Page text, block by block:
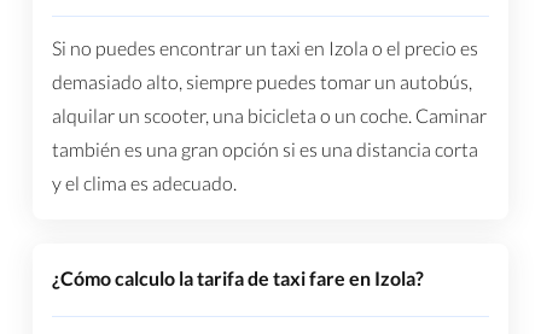
Si no puedes encontrar un taxi en Izola o el precio es
demasiado alto, siempre puedes tomar un autobús,
alquilar un scooter, una bicicleta o un coche. Caminar
también es una gran opción si es una distancia corta
y el clima es adecuado.
¿Cómo calculo la tarifa de taxi fare en Izola?